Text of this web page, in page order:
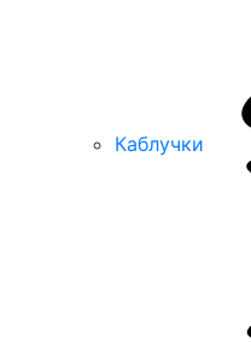
Каблучки